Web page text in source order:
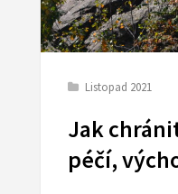
Listopad 2021
Jak
péčí,